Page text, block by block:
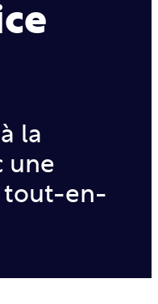
la
une
tout-en-